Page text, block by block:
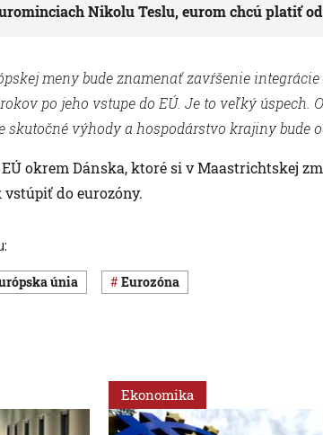
Nikolu Teslu, eurom chcú platiť
meny bude znamenať zavŕšenie
po jeho vstupe do EÚ. Je to veľký úspech.
skutočné výhody a hospodárstvo krajiny bude
okrem Dánska, ktoré si v Maastrichtskej
do eurozóny.
únia eurozóna
Ekonomika